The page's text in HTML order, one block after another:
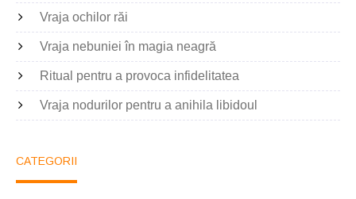
Vraja ochilor răi
Vraja nebuniei în magia neagră
Ritual pentru a provoca infidelitatea
Vraja nodurilor pentru a anihila libidoul
CATEGORII